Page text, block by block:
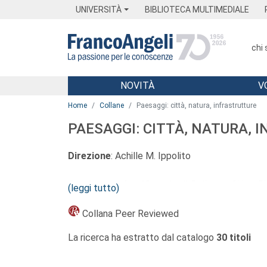
UNIVERSITÀ BIBLIOTECA MULTIMEDIALE
chi
Menu
NOVITÀ
Home Collane Paesaggi: città, natura, infrastrutture
PAESAGGI: CITTÀ, NATURA,
Direzione: Achille M. Ippolito
Comitato scientifico
esteso il concetto a tutto il territorio, a tutto
(leggi tutto)
Collana Peer Reviewed
La ricerca ha estratto dal catalogo 30 titoli